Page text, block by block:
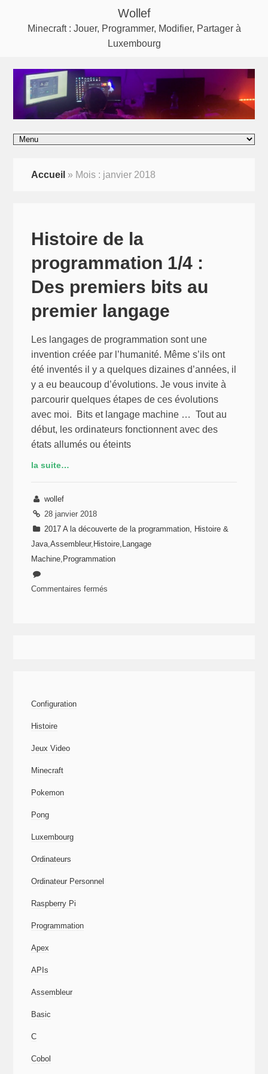
Wollef
Minecraft : Jouer, Programmer, Modifier, Partager à
Luxembourg
Accueil » Mois : janvier 2018
Histoire de la
programmation 1/4 :
Des premiers bits au
premier langage
Les langages de programmation sont une
invention créée par l’humanité. Même s’ils ont
été inventés il y a quelques dizaines d’années, il
y a eu beaucoup d’évolutions. Je vous invite à
parcourir quelques étapes de ces évolutions
avec moi. Bits et langage machine … Tout au
début, les ordinateurs fonctionnent avec des
états allumés ou éteints
la suite…
wollef
28 janvier 2018
2017 A la découverte de la programmation, Histoire &
Java ,Assembleur, Histoire
Langage
Machine Programmation
Commentaires fermés
Des
premiers
au
premier
Configuration
Histoire
Jeux Video
Minecraft
Pokemon
Pong
Luxembourg
Ordinateurs
Ordinateur Personnel
Raspberry Pi
Programmation
Apex
APIs
Assembleur
Basic
C
Cobol